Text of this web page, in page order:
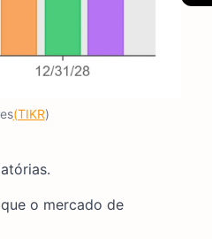
(TIKR)
o mercado de